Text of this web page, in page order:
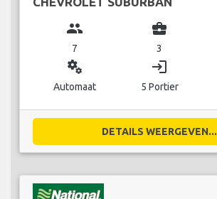
group
7
business_center
3
miscellaneous_services
Automaat
login
5 Portier
DETAILS WEERGEVEN...